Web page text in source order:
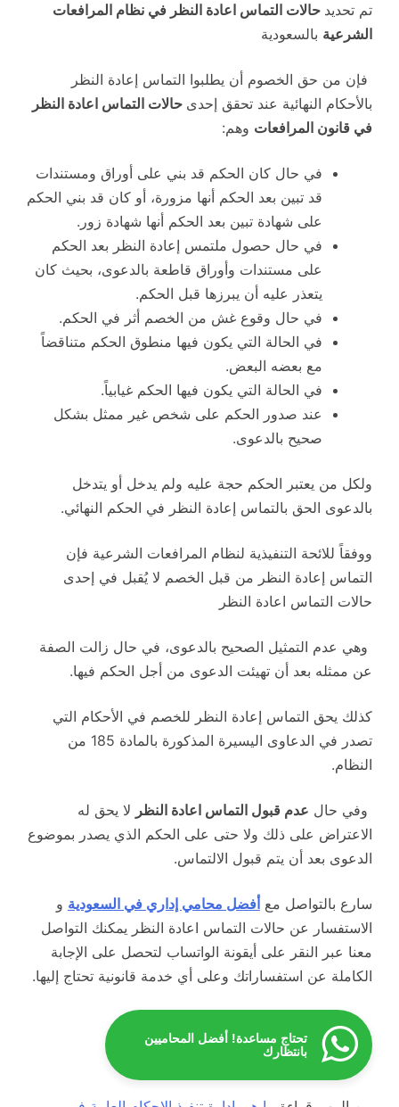
تم تحديد حالات التماس اعادة النظر في نظام المرافعات
الشرعية بالسعودية
فإن من حق الخصوم أن يطلبوا التماس إعادة النظر
بالأحكام النهائية عند تحقق إحدى حالات التماس اعادة النظر
في قانون المرافعات وهم:
في حال كان الحكم قد بني على أوراق ومستندات
قد تبين بعد الحكم أنها مزورة، أو كان قد بني الحكم
على شهادة تبين بعد الحكم أنها شهادة زور.
في حال حصول ملتمس إعادة النظر بعد الحكم
على مستندات وأوراق قاطعة بالدعوى، بحيث كان
يتعذر عليه أن يبرزها قبل الحكم.
في حال وقوع غش من الخصم أثر في الحكم.
في الحالة التي يكون فيها منطوق الحكم متناقضاً
مع بعضه البعض.
في الحالة التي يكون فيها الحكم غيابياً.
عند صدور الحكم على شخص غير ممثل بشكل
صحيح بالدعوى.
ولكل من يعتبر الحكم حجة عليه ولم يدخل أو يتدخل
بالدعوى الحق بالتماس إعادة النظر في الحكم النهائي.
ووفقاً للائحة التنفيذية لنظام المرافعات الشرعية فإن
التماس إعادة النظر من قبل الخصم لا يُقبل في إحدى
حالات التماس اعادة النظر
وهي عدم التمثيل الصحيح بالدعوى، في حال زالت الصفة
عن ممثله بعد أن تهيئت الدعوى من أجل الحكم فيها.
كذلك يحق التماس إعادة النظر للخصم في الأحكام التي
تصدر في الدعاوى اليسيرة المذكورة بالمادة 185 من
النظام.
وفي حال عدم قبول التماس اعادة النظر لا يحق له
الاعتراض على ذلك ولا حتى على الحكم الذي يصدر بموضوع
الدعوى بعد أن يتم قبول الالتماس.
سارع بالتواصل مع أفضل محامي إداري في السعودية و
الاستفسار عن حالات التماس اعادة النظر يمكنك التواصل
معنا عبر النقر على أيقونة الواتساب لتحصل على الإجابة
الكاملة عن استفساراتك وعلى أي خدمة قانونية تحتاج إليها.
تحتاج مساعدة! أفضل المحاميين
بانتظارك